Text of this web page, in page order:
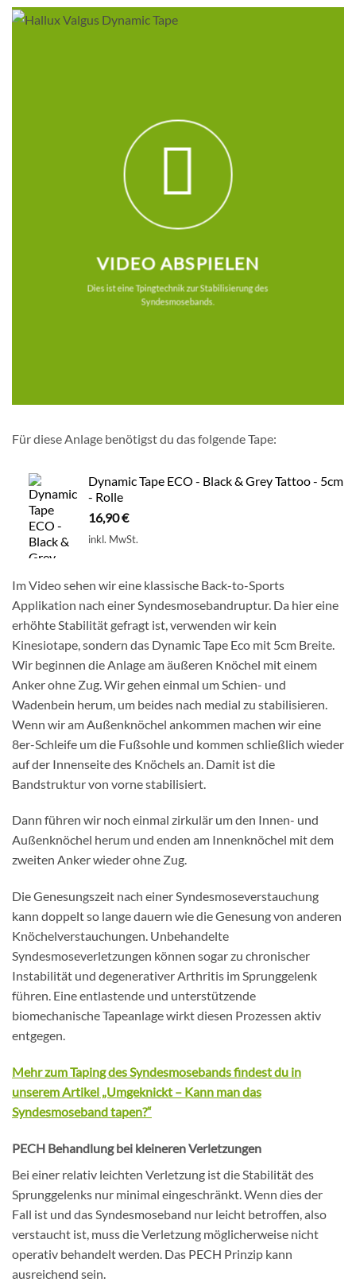
VIDEO ABSPIELEN
Dies ist eine Tpingtechnik zur Stabilisierung des
Syndesmosebands.
Für diese Anlage benötigst du das folgende Tape:
Dynamic Tape ECO - Black & Grey Tattoo - 5cm
- Rolle
16,90€
inkl. MwSt.
Im Video sehen wir eine klassische Back-to-Sports
Applikation nach einer Syndesmosebandruptur. Da hier eine
erhöhte Stabilität gefragt ist, verwenden wir kein
Kinesiotape, sondern das Dynamic Tape Eco mit 5cm Breite.
Wir beginnen die Anlage am äußeren Knöchel mit einem
Anker ohne Zug. Wir gehen einmal um Schien- und
Wadenbein herum, um beides nach medial zu stabilisieren.
Wenn wir am Außenknöchel ankommen machen wir eine
8er-Schleife um die Fußsohle und kommen schließlich wieder
auf der Innenseite des Knöchels an. Damit ist die
Bandstruktur von vorne stabilisiert.
Dann führen wir noch einmal zirkulär um den Innen- und
Außenknöchel herum und enden am Innenknöchel mit dem
zweiten Anker wieder ohne Zug.
Die Genesungszeit nach einer Syndesmoseverstauchung
kann doppelt so lange dauern wie die Genesung von anderen
Knöchelverstauchungen. Unbehandelte
Syndesmoseverletzungen können sogar zu chronischer
Instabilität und degenerativer Arthritis im Sprunggelenk
führen. Eine entlastende und unterstützende
biomechanische Tapeanlage wirkt diesen Prozessen aktiv
entgegen.
Mehr zum Taping des Syndesmosebands findest du in
unserem Artikel „Umgeknickt – Kann man das
Syndesmoseband tapen?“
PECH Behandlung bei kleineren Verletzungen
Bei einer relativ leichten Verletzung ist die Stabilität des
Sprunggelenks nur minimal eingeschränkt. Wenn dies der
Fall ist und das Syndesmoseband nur leicht betroffen, also
verstaucht ist, muss die Verletzung möglicherweise nicht
operativ behandelt werden. Das PECH Prinzip kann
ausreichend sein.